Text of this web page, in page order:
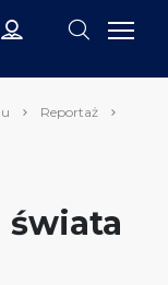
Reportaż
świata